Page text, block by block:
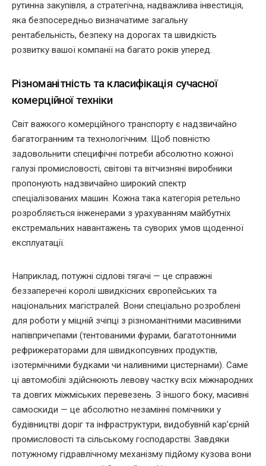
рутинна закупівля, а стратегічна, надважлива інвестиція,
яка безпосередньо визначатиме загальну
рентабельність, безпеку на дорогах та швидкість
розвитку вашої компанії на багато років уперед.
Різноманітність та класифікація сучасної
комерційної техніки
Світ важкого комерційного транспорту є надзвичайно
багатогранним та технологічним. Щоб повністю
задовольнити специфічні потреби абсолютно кожної
галузі промисловості, світові та вітчизняні виробники
пропонують надзвичайно широкий спектр
спеціалізованих машин. Кожна така категорія ретельно
розробляється інженерами з урахуванням майбутніх
екстремальних навантажень та суворих умов щоденної
експлуатації.
Наприклад, потужні сідлові тягачі — це справжні
беззаперечні королі швидкісних європейських та
національних магістралей. Вони спеціально розроблені
для роботи у міцній зчіпці з різноманітними масивними
напівпричепами (тентованими фурами, багатотонними
рефрижераторами для швидкопсувних продуктів,
ізотермічними будками чи наливними цистернами). Саме
ці автомобілі здійснюють левову частку всіх міжнародних
та довгих міжміських перевезень. З іншого боку, масивні
самоскиди — це абсолютно незамінні помічники у
будівництві доріг та інфраструктури, видобувній кар’єрній
промисловості та сільському господарстві. Завдяки
потужному гідравлічному механізму підйому кузова вони